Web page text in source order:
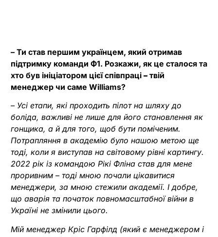
– Ти став першим українцем, який отримав
підтримку команди Ф1. Розкажи, як це сталося та
хто був ініціатором цієї співпраці – твій
менеджер чи саме Williams?
– Усі етапи, які проходить пілот на шляху до
боліда, важливі не лише для його становлення як
гонщика, а й для того, щоб бути поміченим.
Потрапляння в академію було нашою метою ще
тоді, коли я виступав на світовому рівні картингу.
2022 рік із командою Рікі Фліна став для мене
проривним – тоді мною почали цікавитися
менеджери, за мною стежили академії. І добре,
що аварія та початок повномасштабної війни в
Україні не змінили цього.
Мій менеджер Кріс Гарфілд (який є менеджером і